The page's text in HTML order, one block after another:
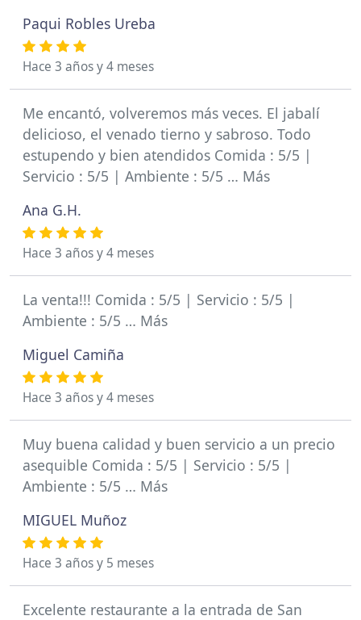
Paqui Robles Ureba
Hace 3 años y 4 meses
Me encantó, volveremos más veces. El jabalí
delicioso, el venado tierno y sabroso. Todo
estupendo y bien atendidos Comida : 5/5 |
Servicio : 5/5 | Ambiente : 5/5 … Más
Ana G.H.
Hace 3 años y 4 meses
La venta!!! Comida : 5/5 | Servicio : 5/5 |
Ambiente : 5/5 … Más
Miguel Camiña
Hace 3 años y 4 meses
Muy buena calidad y buen servicio a un precio
asequible Comida : 5/5 | Servicio : 5/5 |
Ambiente : 5/5 … Más
MIGUEL Muñoz
Hace 3 años y 5 meses
Excelente restaurante a la entrada de San